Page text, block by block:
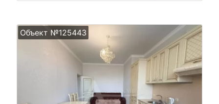
Объект №125443